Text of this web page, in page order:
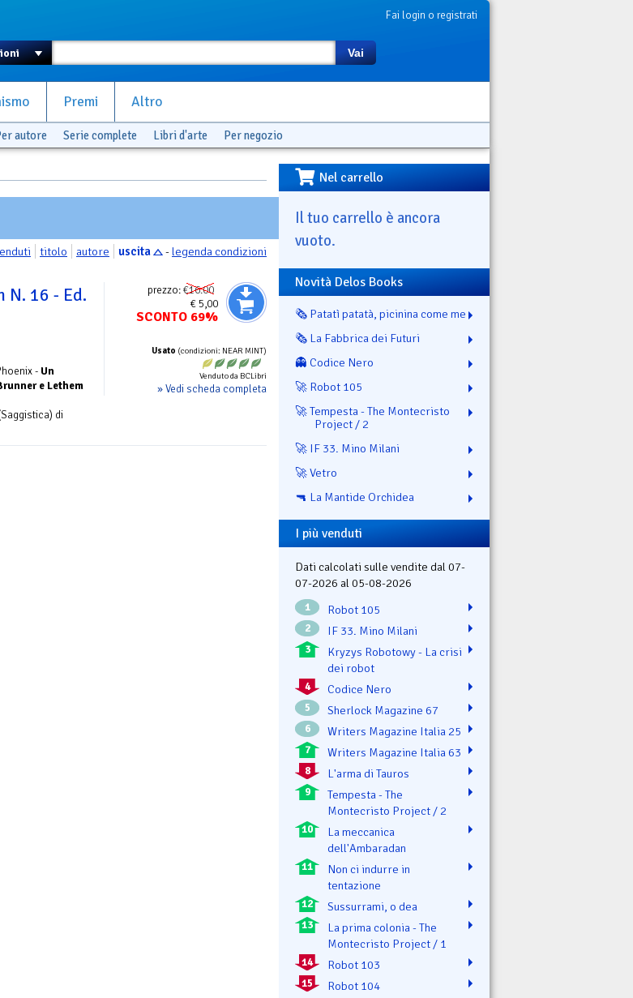
Fai login o registrati
Vai
Premi Altro
autore Serie complete Libri d'arte Per negozio
titolo autore uscita -legenda condizioni
prezzo:€16.00
€ 5,00
SCONTO 69%
Usato (condizioni: NEAR MINT)
Venduto da BCLibri
» Vedi scheda completa
N. 16 - Ed.
- Un
e Lethem
di
Nel carrello
Il tuo carrello è ancora
vuoto.
Novità Delos Books
🗞️ Patatì patatà, picinina come me
🗞️ La Fabbrica dei Futuri
👻 Codice Nero
🚀 Robot 105
🚀 Tempesta - The Montecristo
Project / 2
🚀 IF 33. Mino Milani
🚀 Vetro
🔫 La Mantide Orchidea
I più venduti
Dati calcolati sulle vendite dal 07-
07-2026 al 05-08-2026
1 Robot 105
2 IF 33. Mino Milani
3
Kryzys Robotowy - La crisi
dei robot
4 Codice Nero
5 Sherlock Magazine 67
6 Writers Magazine Italia 25
7 Writers Magazine Italia 63
8 L'arma di Tauros
9
Tempesta - The
Montecristo Project / 2
10
La meccanica
dell'Ambaradan
11
Non ci indurre in
tentazione
12 Sussurrami, o dea
13
La prima colonia - The
Montecristo Project / 1
14 Robot 103
15 Robot 104